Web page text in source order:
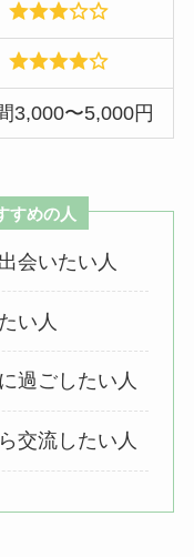
3,000〜5,000円
すめの人
会いたい人
い人
過ごしたい人
交流したい人